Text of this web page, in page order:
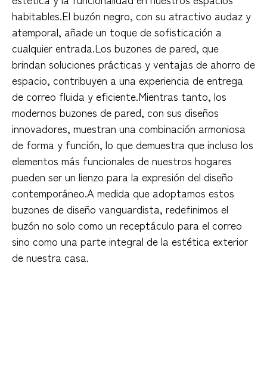
habitables.El buzón negro, con su atractivo audaz y
atemporal, añade un toque de sofisticación a
cualquier entrada.Los buzones de pared, que
brindan soluciones prácticas y ventajas de ahorro de
espacio, contribuyen a una experiencia de entrega
de correo fluida y eficiente.Mientras tanto, los
modernos buzones de pared, con sus diseños
innovadores, muestran una combinación armoniosa
de forma y función, lo que demuestra que incluso los
elementos más funcionales de nuestros hogares
pueden ser un lienzo para la expresión del diseño
contemporáneo.A medida que adoptamos estos
buzones de diseño vanguardista, redefinimos el
buzón no solo como un receptáculo para el correo
sino como una parte integral de la estética exterior
de nuestra casa.